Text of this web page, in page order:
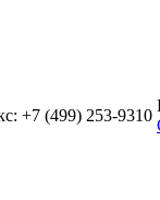
+7 (499) 253-9310